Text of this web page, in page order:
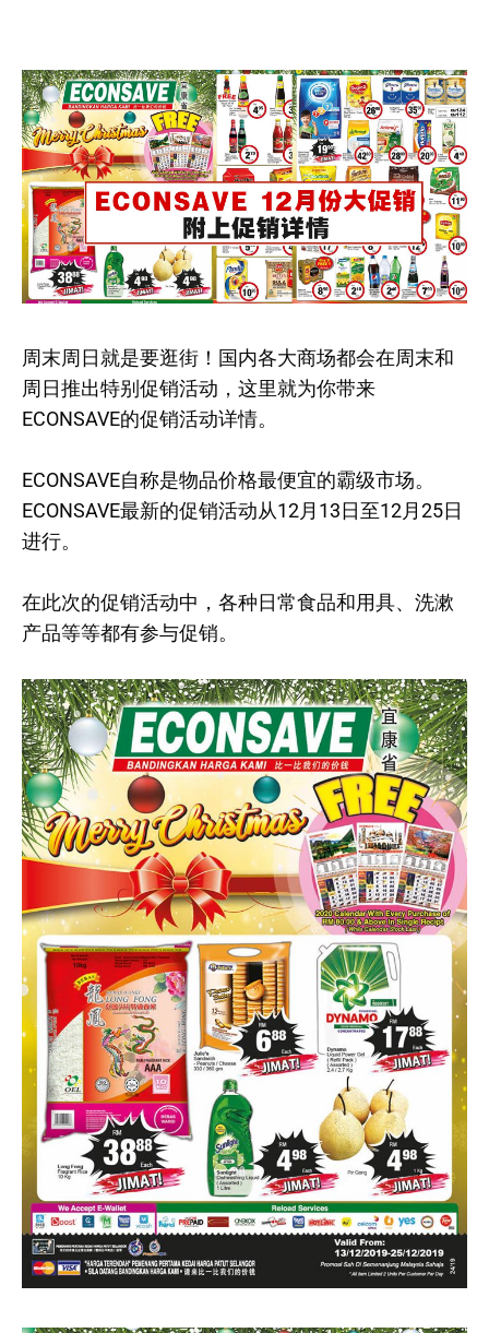
周末周日就是要逛街！国内各大商场都会在周末和
周日推出特别促销活动，这里就为你带来
ECONSAVE的促销活动详情。
ECONSAVE自称是物品价格最便宜的霸级市场。
ECONSAVE最新的促销活动从12月13日至12月25日
进行。
在此次的促销活动中，各种日常食品和用具、洗漱
产品等等都有参与促销。